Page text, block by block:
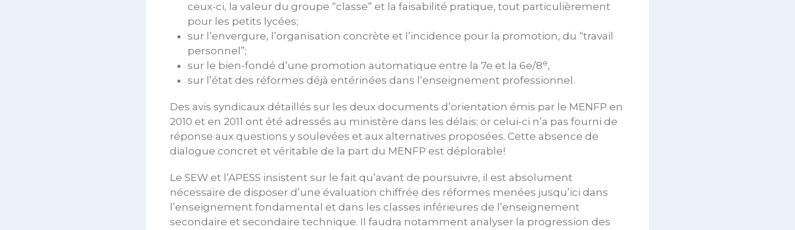
ceux-ci, la valeur du groupe “classe” et la faisabilité pratique, tout particulièrement
pour les petits lycées;
sur l’envergure, l’organisation concrète et l’incidence pour la promotion, du “travail
personnel”;
sur le bien-fondé d’une promotion automatique entre la 7e et la 6e/8e,
sur l’état des réformes déjà entérinées dans l’enseignement professionnel.
Des avis syndicaux détaillés sur les deux documents d’orientation émis par le MENFP en
2010 et en 2011 ont été adressés au ministère dans les délais; or celui-ci n’a pas fourni de
réponse aux questions y soulevées et aux alternatives proposées. Cette absence de
dialogue concret et véritable de la part du MENFP est déplorable!
Le SEW et l’APESS insistent sur le fait qu’avant de poursuivre, il est absolument
nécessaire de disposer d’une évaluation chiffrée des réformes menées jusqu’ici dans
l’enseignement fondamental et dans les classes inférieures de l’enseignement
secondaire et secondaire technique. Il faudra notamment analyser la progression des